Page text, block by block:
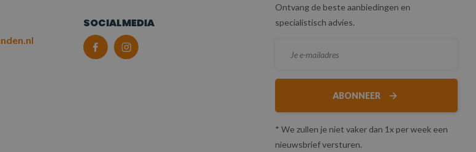
SOCIALMEDIA
Ontvang de beste aanbiedingen en
specialistisch advies.
ABONNEER
* We zullen je niet vaker dan 1x per week een
nieuwsbrief versturen.